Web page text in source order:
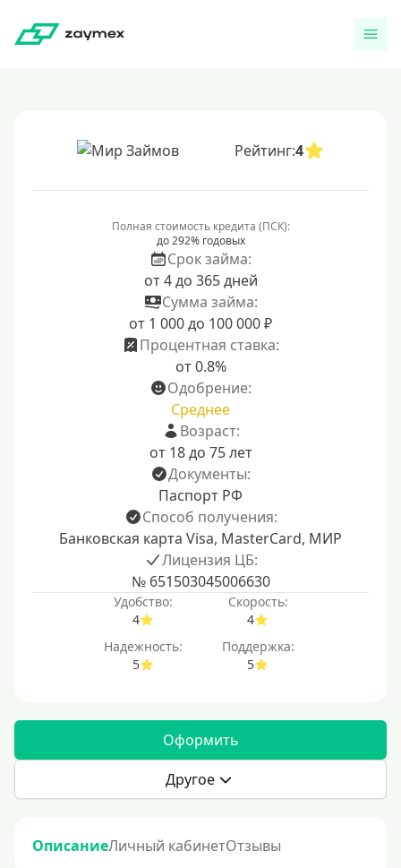
Рейтинг:4
Полная стоимость кредита (ПСК):
до 292% годовых
Срок займа:
от 4 до 365 дней
Сумма займа:
от 1 000 до 100 000 ₽
Процентная ставка:
от 0.8%
Одобрение:
Среднее
Возраст:
от 18 до 75 лет
Документы:
Паспорт РФ
Способ получения:
Банковская карта Visa, MasterCard, МИР
Лицензия ЦБ:
№ 651503045006630
Удобство:
4
Скорость:
4
Надежность:
5
Поддержка:
5
Оформить
Другое
ОписаниеЛичный кабинетОтзывы